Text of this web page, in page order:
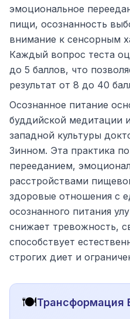
эмоциональное
пищи, осознанность
внимание к сенсорным
Каждый вопрос теста
до 5 баллов, что
результат от 8 до 40
Осознанное питание
буддийской медитации
западной культуры
Зинном. Эта практика
перееданием,
расстройствами
здоровые отношения с
осознанного питания
снижает тревожность,
способствует
строгих диет и
🍽️Трансформация